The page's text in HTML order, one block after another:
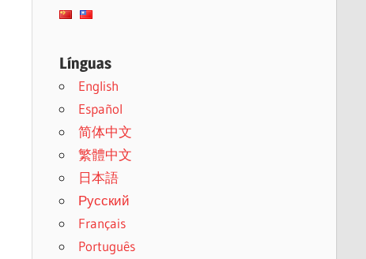
Línguas
English
Español
简体中文
繁體中文
日本語
Русский
Français
Português